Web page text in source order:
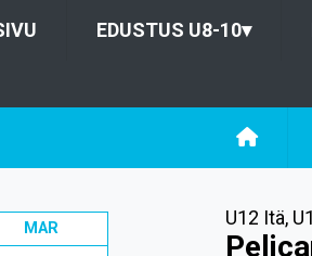
EDUSTUS U8-10▾
MAR U12 Itä,